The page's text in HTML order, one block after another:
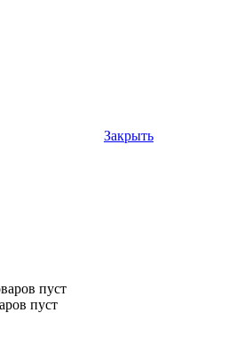
Закрыть
пуст
пуст